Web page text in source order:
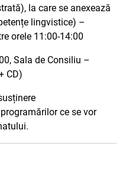
la care se anexează
lingvistice) –
orele 11:00-14:00
Sala de Consiliu –
CD)
ce se vor